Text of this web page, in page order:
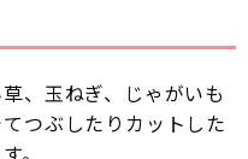
、玉ねぎ、じゃがいも
つぶしたりカットした
。